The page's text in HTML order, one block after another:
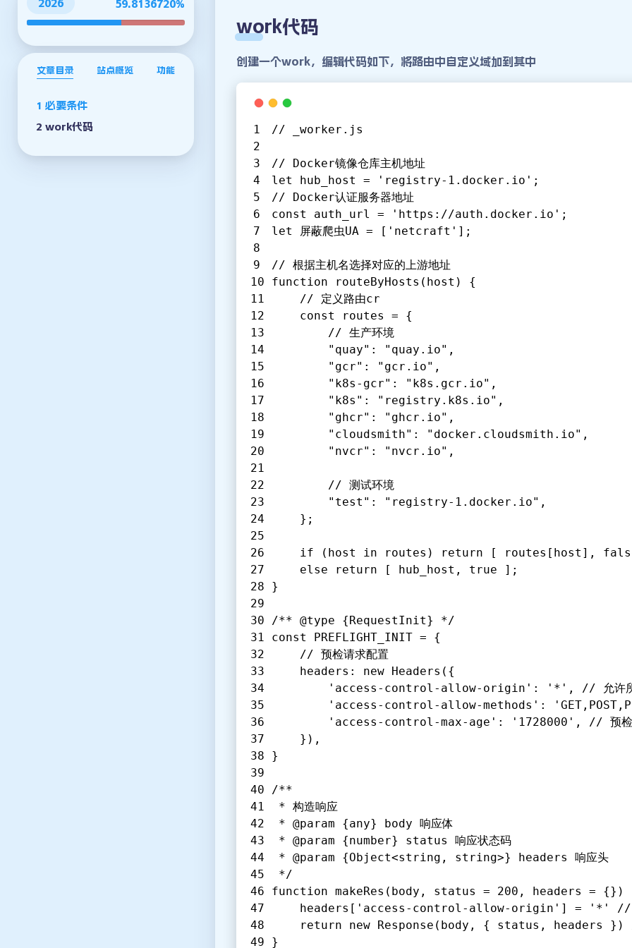
2026 59.8136735%
文章目录 站点概览 功能
必要条件
work代码
work代码
创建一个work，编辑代码如下，将路由中自定义域加到其中
// _worker.js
// Docker镜像仓库主机地址
let hub_host = 'registry-1.docker.io';
// Docker认证服务器地址
const auth_url = 'https://auth.docker.io';
let 屏蔽爬虫UA = ['netcraft'];
// 根据主机名选择对应的上游地址
function routeByHosts(host) {
	// 定义路由cr
	const routes = {
		// 生产环境
		"quay": "quay.io",
		"gcr": "gcr.io",
		"k8s-gcr": "k8s.gcr.io",
		"k8s": "registry.k8s.io",
		"ghcr": "ghcr.io",
		"cloudsmith": "docker.cloudsmith.io",
		"nvcr": "nvcr.io",
		// 测试环境
		"test": "registry-1.docker.io",
	};
if (host in routes) return [ routes[host],
	else return [ hub_host, true ];
}
/** @type {RequestInit} */
const PREFLIGHT_INIT = {
	// 预检请求配置
	headers: new Headers({
'access-control-allow-origin': '*', // 允许
'access-control-allow-methods':
'access-control-max-age': '1728000', // 预检
	}),
}
/**
* 构造响应
* @param {any} body 响应体
* @param {number} status 响应状态码
* @param {Object<string, string>} headers 响应头
*/
function makeRes(body, status = 200, headers = {})
headers['access-control-allow-origin'] = '*' //
return new Response(body, { status, headers })
}